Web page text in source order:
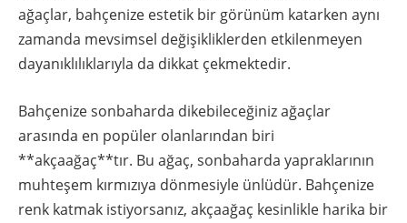
ağaçlar, bahçenize estetik bir görünüm katarken aynı
zamanda mevsimsel değişikliklerden etkilenmeyen
dayanıklılıklarıyla da dikkat çekmektedir.
Bahçenize sonbaharda dikebileceğiniz ağaçlar
arasında en popüler olanlarından biri
**akçaağaç**tır. Bu ağaç, sonbaharda yapraklarının
muhteşem kırmızıya dönmesiyle ünlüdür. Bahçenize
renk katmak istiyorsanız, akçaağaç kesinlikle harika bir